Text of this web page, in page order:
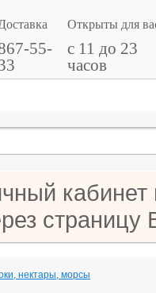
Доставка
55-
Открыты для
с 11 до 23
часов
страницу
нектары, морсы